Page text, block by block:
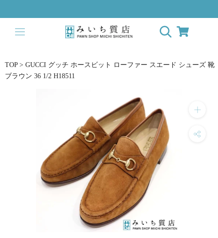
to
content
TOP > GUCCI グッチ ホースビット ローファー スエード シューズ 靴
ブラウン 36 1/2 H18511